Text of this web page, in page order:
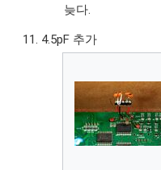
늦다.
4.5pF 추가